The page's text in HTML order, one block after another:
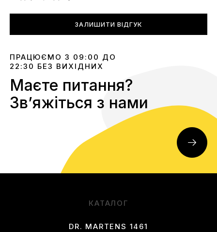
ЗАЛИШИТИ ВІДГУК
ПРАЦЮЄМО З 09:00 ДО
22:30 БЕЗ ВИХІДНИХ
Маєте питання?
Звʼяжіться з нами
КАТАЛОГ
DR. MARTENS 1461